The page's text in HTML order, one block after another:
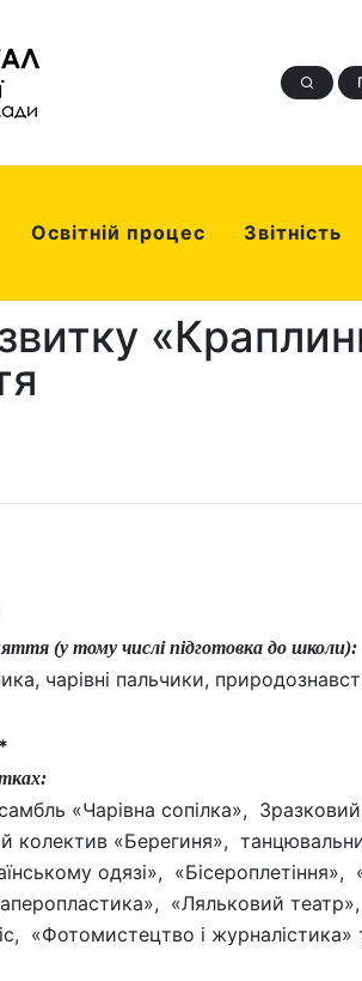
Освітній процес Звітність
(у тому числі підготовка до школи):
чарівні пальчики,
«Чарівна сопілка»,
колектив «Берегиня»,
одязі», «Бісероплетіння»,
«Ляльковий
«Фотомистецтво і журналістика»